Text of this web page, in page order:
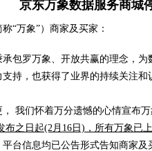
京东万象数据服务商城
“万象”）商家及买家：
包罗万象、开放共赢的理念，
持，也获得了业界的持续关注
我们怀着万分遗憾的心情宣布
布之日起(2月16日)，所有万象已
台信息均已公告形式告知商家